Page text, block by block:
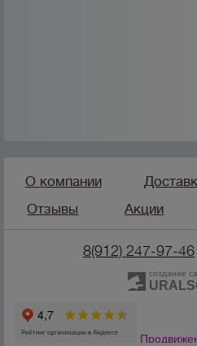
О компании
Отзывы
Акции
8(912) 247-97-46
создание